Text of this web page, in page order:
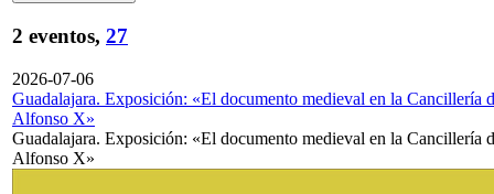
2 eventos, 27
2026-07-06
Guadalajara. Exposición: «El documento medieval en la Cancillería
Alfonso X»
Guadalajara. Exposición: «El documento medieval en la Cancillería
Alfonso X»